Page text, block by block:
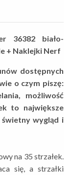
36382 biało-
+ Naklejki Nerf
dostępnych
o czym piszę:
możliwość
to największe
wygląd i
na 35 strzałek.
się, a strzałki